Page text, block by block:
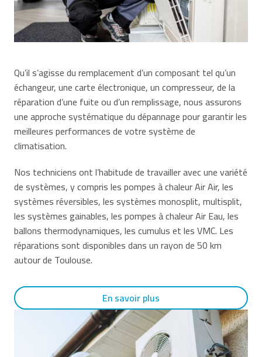
Qu’il s’agisse du remplacement d’un composant tel qu’un
échangeur, une carte électronique, un compresseur, de la
réparation d’une fuite ou d’un remplissage, nous assurons
une approche systématique du dépannage pour garantir les
meilleures performances de votre système de
climatisation.
Nos techniciens ont l’habitude de travailler avec une variété
de systèmes, y compris les pompes à chaleur Air Air, les
systèmes réversibles, les systèmes monosplit, multisplit,
les systèmes gainables, les pompes à chaleur Air Eau, les
ballons thermodynamiques, les cumulus et les VMC. Les
réparations sont disponibles dans un rayon de 50 km
autour de Toulouse.
En savoir plus